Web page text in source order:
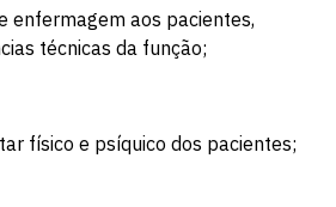
enfermagem aos pacientes,
técnicas da função;
físico e psíquico dos pacientes;